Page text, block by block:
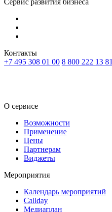
Контакты
+7 495 308 01 00 8 800 222 13 81
О сервисе
Возможности
Применение
Цены
Партнерам
Виджеты
Мероприятия
Календарь мероприятий
Callday
Медиаплан